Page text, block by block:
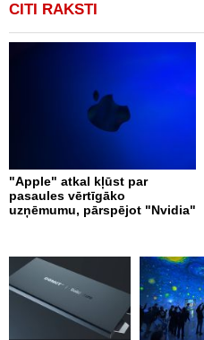
CITI RAKSTI
"Apple" atkal kļūst par
pasaules vērtīgāko
uzņēmumu, pārspējot "Nvidia"